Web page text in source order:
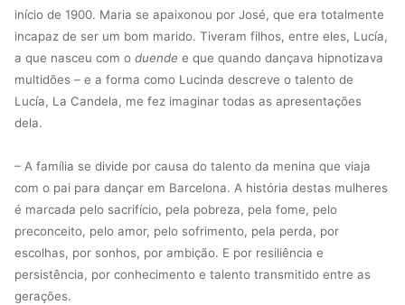
início de 1900. Maria se apaixonou por José, que era totalmente
incapaz de ser um bom marido. Tiveram filhos, entre eles, Lucía,
a que nasceu com o duende e que quando dançava hipnotizava
multidões – e a forma como Lucinda descreve o talento de
Lucía, La Candela, me fez imaginar todas as apresentações
dela.
– A família se divide por causa do talento da menina que viaja
com o pai para dançar em Barcelona. A história destas mulheres
é marcada pelo sacrifício, pela pobreza, pela fome, pelo
preconceito, pelo amor, pelo sofrimento, pela perda, por
escolhas, por sonhos, por ambição. E por resiliência e
persistência, por conhecimento e talento transmitido entre as
gerações.